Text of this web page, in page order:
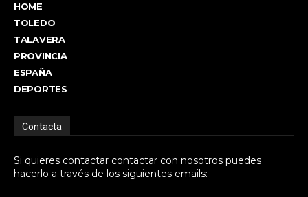
HOME
TOLEDO
TALAVERA
PROVINCIA
ESPAÑA
DEPORTES
Contacta
Si quieres contactar contactar con nosotros puedes
hacerlo a través de los siguientes emails: